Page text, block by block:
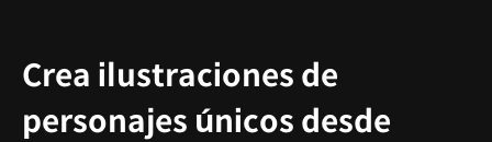
Crea ilustraciones de
personajes únicos desde